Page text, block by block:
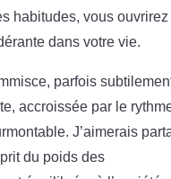
habitudes, vous ouvrirez
dans votre vie.
parfois
accroissée par le
J’aimerais
du poids des